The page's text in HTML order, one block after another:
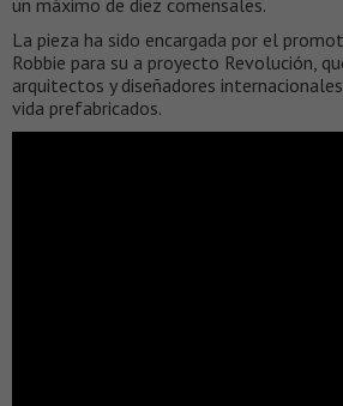
un máximo de diez comensales.
La pieza ha sido encargada por el
Robbie para su a proyecto Revolución,
arquitectos y diseñadores
vida prefabricados.